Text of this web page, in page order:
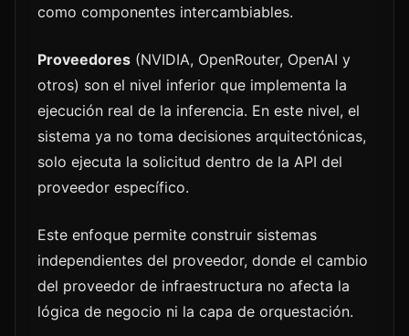
como componentes intercambiables.
Proveedores (NVIDIA, OpenRouter, OpenAI y
otros) son el nivel inferior que implementa la
ejecución real de la inferencia. En este nivel, el
sistema ya no toma decisiones arquitectónicas,
solo ejecuta la solicitud dentro de la API del
proveedor específico.
Este enfoque permite construir sistemas
independientes del proveedor, donde el cambio
del proveedor de infraestructura no afecta la
lógica de negocio ni la capa de orquestación.